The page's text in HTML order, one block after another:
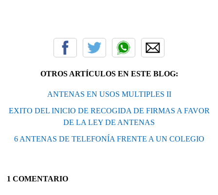
OTROS ARTÍCULOS EN ESTE BLOG:
ANTENAS EN USOS MULTIPLES II
EXITO DEL INICIO DE RECOGIDA DE FIRMAS A FAVOR
DE LA LEY DE ANTENAS
6 ANTENAS DE TELEFONÍA FRENTE A UN COLEGIO
1 COMENTARIO